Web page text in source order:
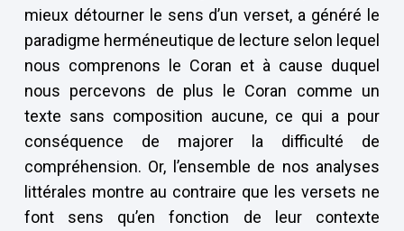
mieux détourner le sens d’un verset, a généré le
paradigme herméneutique de lecture selon lequel
nous comprenons le Coran et à cause duquel
nous percevons de plus le Coran comme un
texte sans composition aucune, ce qui a pour
conséquence de majorer la difficulté de
compréhension. Or, l’ensemble de nos analyses
littérales montre au contraire que les versets ne
font sens qu’en fonction de leur contexte